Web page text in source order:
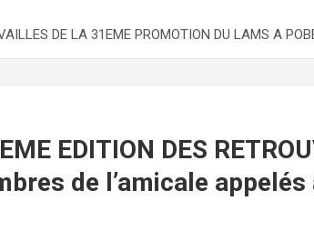
DE LA 31EME PROMOTION DU LAMS
EDITION DES
de l’amicale